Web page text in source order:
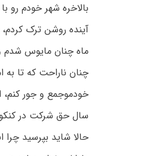
بالاخره شهر خودم رو
آینده روشن ترک کردم،
ماه چنان مایوس شدم
چنان ناراحت که تا به
خودموجمع و جور کنم،
سال حق شرکت در
حالا شاید بپرسید چرا